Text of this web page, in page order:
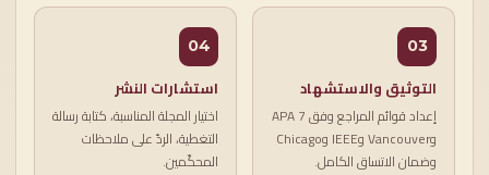
03
التوثيق والاستشهاد
إعداد قوائم المراجع وفق APA 7
وVancouver وIEEE وChicago
وضمان الاتساق الكامل.
04
استشارات النشر
اختيار المجلة المناسبة، كتابة رسالة
التغطية، الردّ على ملاحظات
المحكّمين.